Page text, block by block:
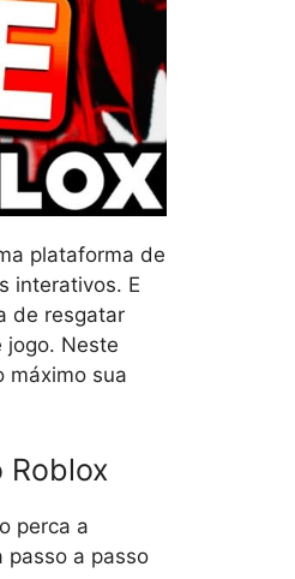
plataforma de
interativos. E
de resgatar
jogo. Neste
máximo sua
Roblox
perca a
passo a passo